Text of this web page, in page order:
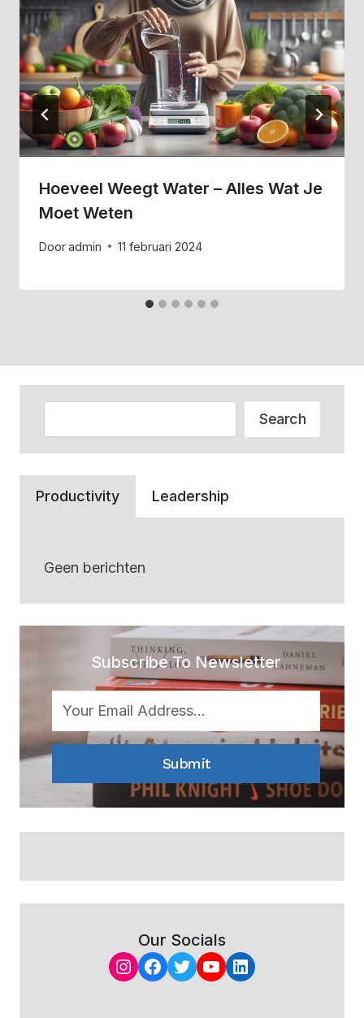
Hoeveel Weegt Water – Alles Wat Je
Moet Weten
Dooradmin 11 februari 2024
Search
Productivity Leadership
Geen berichten
Subscribe To Newsletter
Submit
Our Socials
Instagram
Facebook
Twitter
YouTube
LinkedIn